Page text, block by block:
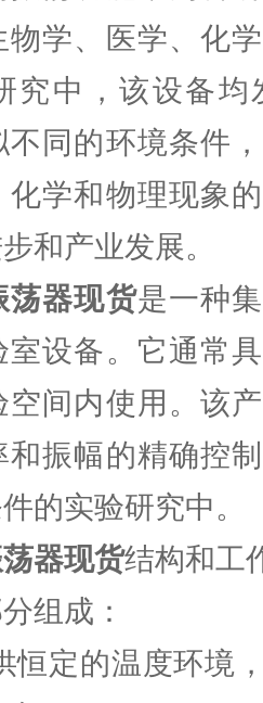
物学、医学、化
究中，该设备
不同的环境条件
化学和物理现象
和产业发展。
荡器现货是一种
室设备。它通常
空间内使用。该
和振幅的精确控
的实验研究中。
器现货结构和工
组成：
恒定的温度环境